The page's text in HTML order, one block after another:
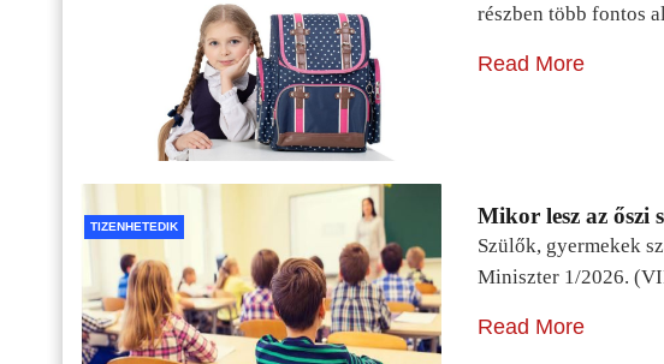
részben több fontos
Read More
TIZENHETEDIK Mikor lesz az őszi
Szülők, gyermekek
Miniszter 1/2026.
Read More